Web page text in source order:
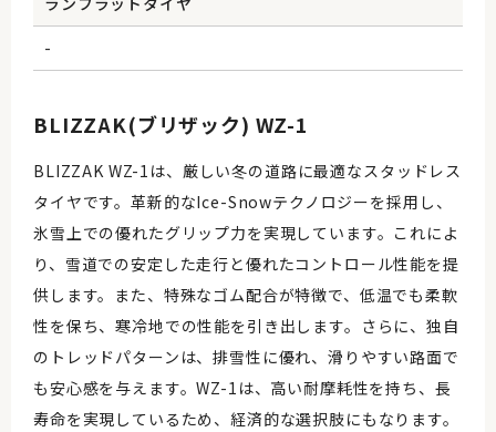
-
BLIZZAK(ブリザック) WZ-1
BLIZZAK WZ-1は、厳しい冬の道路に最適なスタッドレス
タイヤです。革新的なIce-Snowテクノロジーを採用し、
氷雪上での優れたグリップ力を実現しています。これによ
り、雪道での安定した走行と優れたコントロール性能を提
供します。また、特殊なゴム配合が特徴で、低温でも柔軟
性を保ち、寒冷地での性能を引き出します。さらに、独自
のトレッドパターンは、排雪性に優れ、滑りやすい路面で
も安心感を与えます。WZ-1は、高い耐摩耗性を持ち、長
寿命を実現しているため、経済的な選択肢にもなります。